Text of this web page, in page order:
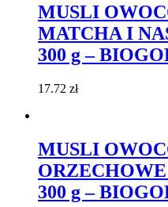
MUSLI
MATCHA I
300 g –
17.72 zł
MUSLI
300 g –